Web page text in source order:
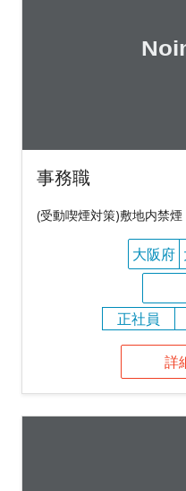
事務職
(受動喫煙対策)敷地内禁煙
大阪府
正社員
詳